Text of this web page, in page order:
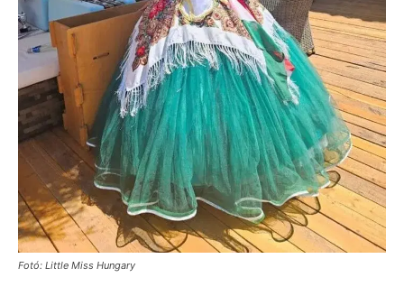
Fotó: Little Miss Hungary